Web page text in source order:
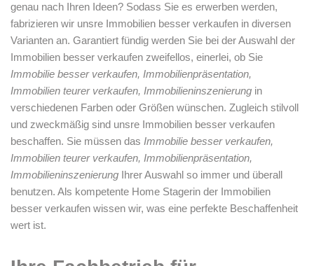
genau nach Ihren Ideen? Sodass Sie es erwerben werden,
fabrizieren wir unsre Immobilien besser verkaufen in diversen
Varianten an. Garantiert fündig werden Sie bei der Auswahl der
Immobilien besser verkaufen zweifellos, einerlei, ob Sie
Immobilie besser verkaufen, Immobilienpräsentation,
Immobilien teurer verkaufen, Immobilieninszenierung in
verschiedenen Farben oder Größen wünschen. Zugleich stilvoll
und zweckmäßig sind unsre Immobilien besser verkaufen
beschaffen. Sie müssen das Immobilie besser verkaufen,
Immobilien teurer verkaufen, Immobilienpräsentation,
Immobilieninszenierung Ihrer Auswahl so immer und überall
benutzen. Als kompetente Home Stagerin der Immobilien
besser verkaufen wissen wir, was eine perfekte Beschaffenheit
wert ist.